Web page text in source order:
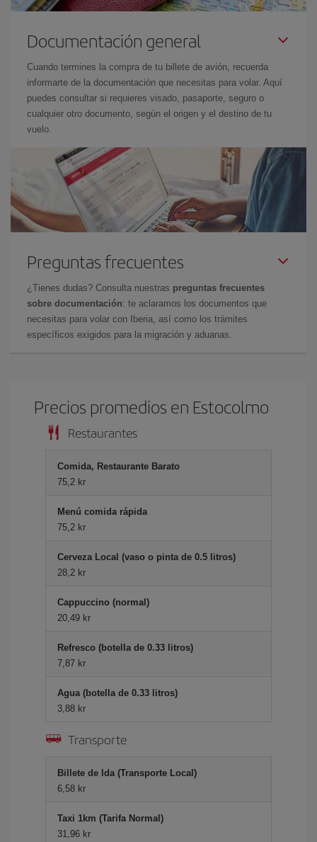
Documentación general
Cuando termines la compra de tu billete de avión, recuerda
informarte de la documentación que necesitas para volar. Aquí
puedes consultar si requieres visado, pasaporte, seguro o
cualquier otro documento, según el origen y el destino de tu
vuelo.
Preguntas frecuentes
¿Tienes dudas? Consulta nuestras preguntas frecuentes
sobre documentación: te aclaramos los documentos que
necesitas para volar con Iberia, así como los trámites
específicos exigidos para la migración y aduanas.
Precios promedios en Estocolmo
Restaurantes
Comida, Restaurante Barato
75,2 kr
Menú comida rápida
75,2 kr
Cerveza Local (vaso o pinta de 0.5 litros)
28,2 kr
Cappuccino (normal)
20,49 kr
Refresco (botella de 0.33 litros)
7,87 kr
Agua (botella de 0.33 litros)
3,88 kr
Transporte
Billete de Ida (Transporte Local)
6,58 kr
Taxi 1km (Tarifa Normal)
31,96 kr